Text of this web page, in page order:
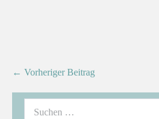
← Vorheriger Beitrag